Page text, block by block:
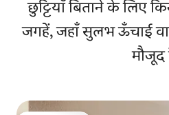
छुट्टियाँ बिताने के लिए
जगहें, जहाँ सुलभ ऊँचाई
मौजूद